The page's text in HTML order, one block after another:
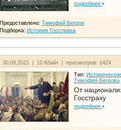
подробнее
Предоставлено: Тимофей Бегров
Подборка: История Госстраха
30.09.2021 | 10 Кбайт | просмотров: 1424
Тип:
Тимофея Бегрова
От
Госстраху
подробнее